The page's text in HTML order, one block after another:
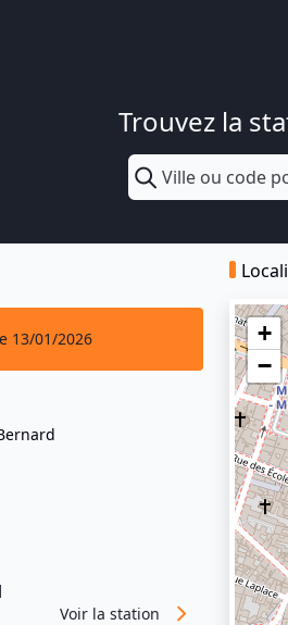
Trouvez la
13/01/2026
Voir la station
+
−